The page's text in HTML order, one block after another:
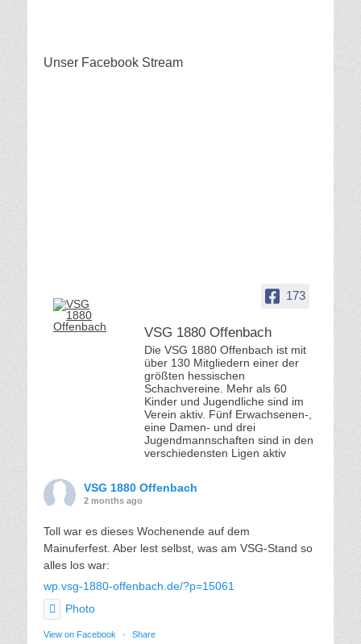
Unser Facebook Stream
173
VSG 1880 Offenbach
Die VSG 1880 Offenbach ist mit
über 130 Mitgliedern einer der
größten hessischen
Schachvereine. Mehr als 60
Kinder und Jugendliche sind im
Verein aktiv. Fünf Erwachsenen-,
eine Damen- und drei
Jugendmannschaften sind in den
verschiedensten Ligen aktiv
VSG 1880 Offenbach
2 months ago
Toll war es dieses Wochenende auf dem
Mainuferfest. Aber lest selbst, was am VSG-Stand so
alles los war:
wp.vsg-1880-offenbach.de/?p=15061
Photo
View on Facebook · Share